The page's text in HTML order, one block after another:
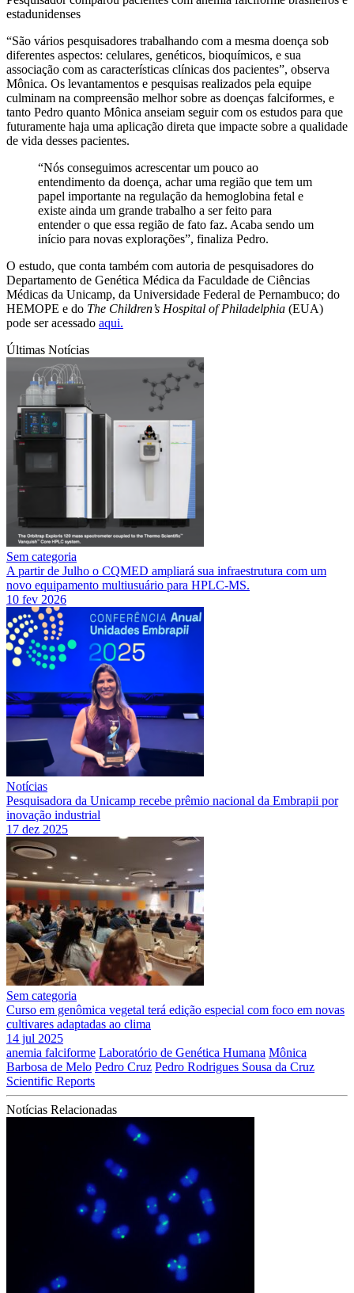
estadunidenses
“São vários pesquisadores trabalhando com a mesma doença sob
diferentes aspectos: celulares, genéticos, bioquímicos, e sua
associação com as características clínicas dos pacientes”, observa
Mônica. Os levantamentos e pesquisas realizados pela equipe
culminam na compreensão melhor sobre as doenças falciformes, e
tanto Pedro quanto Mônica anseiam seguir com os estudos para que
futuramente haja uma aplicação direta que impacte sobre a qualidade
de vida desses pacientes.
“Nós conseguimos acrescentar um pouco ao
entendimento da doença, achar uma região que tem um
papel importante na regulação da hemoglobina fetal e
existe ainda um grande trabalho a ser feito para
entender o que essa região de fato faz. Acaba sendo um
início para novas explorações”, finaliza Pedro.
O estudo, que conta também com autoria de pesquisadores do
Departamento de Genética Médica da Faculdade de Ciências
Médicas da Unicamp, da Universidade Federal de Pernambuco; do
HEMOPE e do The Children’s Hospital of Philadelphia (EUA)
pode ser acessado aqui.
Últimas Notícias
Sem categoria
A partir de Julho o CQMED ampliará sua infraestrutura com um
novo equipamento multiusuário para HPLC-MS.
10 fev 2026
Notícias
Pesquisadora da Unicamp recebe prêmio nacional da Embrapii por
inovação industrial
17 dez 2025
Sem categoria
Curso em genômica vegetal terá edição especial com foco em novas
cultivares adaptadas ao clima
14 jul 2025
anemia falciforme Laboratório de Genética Humana Mônica
Barbosa de Melo Pedro Cruz Pedro Rodrigues Sousa da Cruz
Scientific Reports
Notícias Relacionadas